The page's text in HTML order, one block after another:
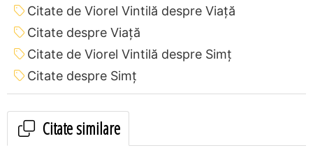
Citate de Viorel Vintilă despre Viață
Citate despre Viață
Citate de Viorel Vintilă despre Simț
Citate despre Simț
Citate similare